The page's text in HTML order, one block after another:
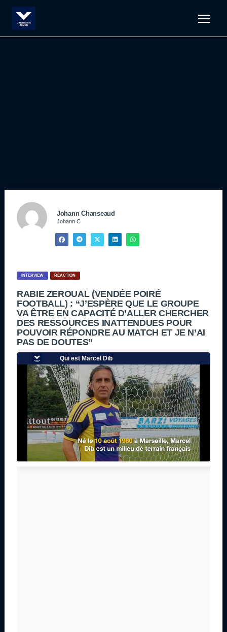
Johann Chanseaud
Johann C
INTERVIEW RÉACTION
RABIE ZEROUAL (VENDÉE POIRÉ
FOOTBALL) : “J’ESPÈRE QUE LE GROUPE
VA ÊTRE EN CAPACITÉ D’ALLER CHERCHER
DES RESSOURCES INATTENDUES POUR
POUVOIR RÉPONDRE AU MATCH ET JE N’AI
PAS DE DOUTES”